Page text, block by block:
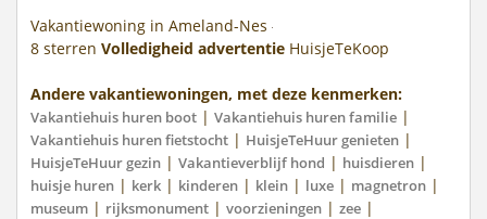
Vakantiewoning in Ameland-Nes
8 sterren Volledigheid advertentie HuisjeTeKoop
Andere vakantiewoningen, met deze kenmerken:
Vakantiehuis huren boot | Vakantiehuis huren familie |
Vakantiehuis huren fietstocht | HuisjeTeHuur genieten |
HuisjeTeHuur gezin | Vakantieverblijf hond | huisdieren |
huisje huren | kerk | kinderen | klein | luxe | magnetron |
museum | rijksmonument | voorzieningen | zee |